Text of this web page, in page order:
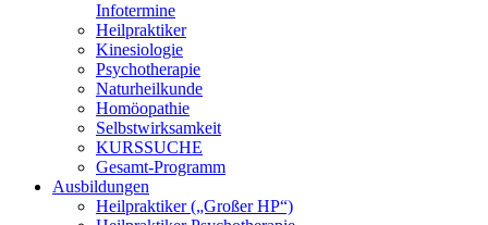
Infotermine
Heilpraktiker
Kinesiologie
Psychotherapie
Naturheilkunde
Homöopathie
Selbstwirksamkeit
KURSSUCHE
Gesamt-Programm
Ausbildungen
Heilpraktiker („Großer HP“)